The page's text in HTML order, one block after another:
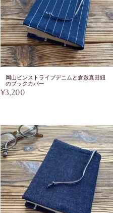
岡山ピンストライプデニムと倉敷真田紐
のブックカバー
¥3,200